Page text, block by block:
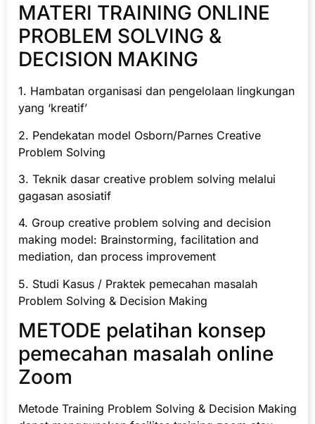
MATERI TRAINING ONLINE
PROBLEM SOLVING &
DECISION MAKING
1. Hambatan organisasi dan pengelolaan lingkungan
yang ‘kreatif’
2. Pendekatan model Osborn/Parnes Creative
Problem Solving
3. Teknik dasar creative problem solving melalui
gagasan asosiatif
4. Group creative problem solving and decision
making model: Brainstorming, facilitation and
mediation, dan process improvement
5. Studi Kasus / Praktek pemecahan masalah
Problem Solving & Decision Making
METODE pelatihan konsep
pemecahan masalah online
Zoom
Metode Training Problem Solving & Decision Making